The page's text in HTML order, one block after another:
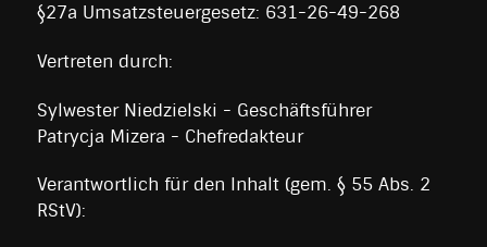
§27a Umsatzsteuergesetz: 631-26-49-268
Vertreten durch:
Sylwester Niedzielski - Geschäftsführer
Patrycja Mizera - Chefredakteur
Verantwortlich für den Inhalt (gem. § 55 Abs. 2
RStV):